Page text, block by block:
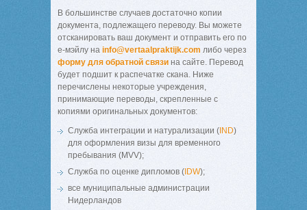
В большинстве случаев достаточно копии
документа, подлежащего переводу. Вы можете
отсканировать ваш документ и отправить его по
е-мэйлу на info@vertaalpraktijk.com либо через
форму для обратной связи на сайте. Перевод
будет подшит к распечатке скана. Ниже
перечислены некоторые учреждения,
принимающие переводы, скрепленные с
копиями оригинальных документов:
Служба интеграции и натурализации ( IND)
для оформления визы для временного
пребывания (MVV);
Служба по оценке дипломов ( IDW);
все муниципальные администрации
Нидерландов